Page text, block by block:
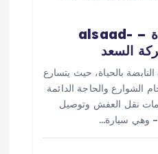
دباب نقل عفش جدة – alsaad-
النابضة بالحياة، حيث يتسارع
الشوارع والحاجة الدائمة
نقل العفش وتوصيل
– وهي سيارة…